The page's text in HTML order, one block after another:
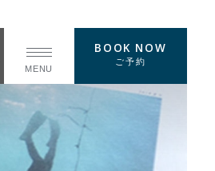
MENU
BOOK NOW
ご予約